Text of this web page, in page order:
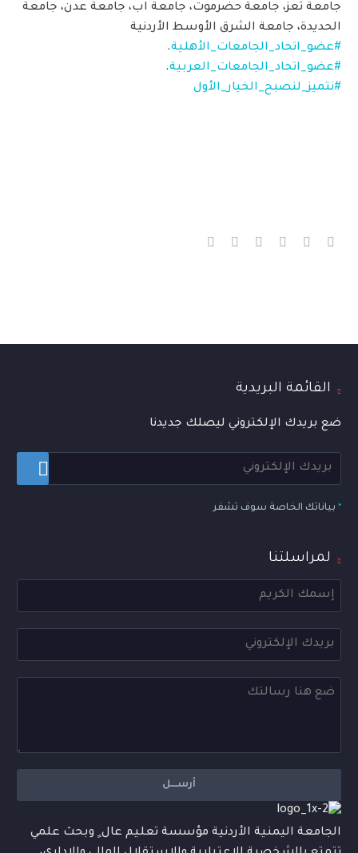
جامعة تعز، جامعة حضرموت، جامعة اب، جامعة عدن، جامعة
الحديدة، جامعة الشرق الأوسط الأردنية
#عضو_اتحاد_الجامعات_الأهلية.
#عضو_اتحاد_الجامعات_العربية.
#نتميز_لنصبح_الخيار_الأول
القائمة البريدية
ضع بريدك الإلكتروني ليصلك جديدنا
* بياناتك الخاصة سوف تشفر
لمراسلتنا
الجامعة اليمنية الأردنية مؤسسة تعليم عال ٍ وبحث علمي